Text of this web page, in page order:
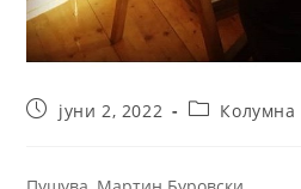
јуни 2, 2022 Колумна